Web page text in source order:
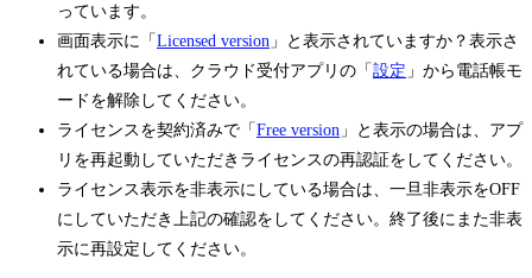
っています。
画面表示に「Licensed version 」と表示されていますか？表示さ
れている場合は、クラウド受付アプリの「設定 」から電話帳モ
ードを解除してください。
ライセンスを契約済みで「Free version 」と表示の場合は、アプ
リを再起動していただきライセンスの再認証をしてください。
ライセンス表示を非表示にしている場合は、一旦非表示をOFF
にしていただき上記の確認をしてください。終了後にまた非表
示に再設定してください。